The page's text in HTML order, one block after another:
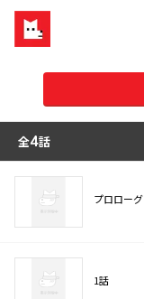
全4話
プロローグ
1話